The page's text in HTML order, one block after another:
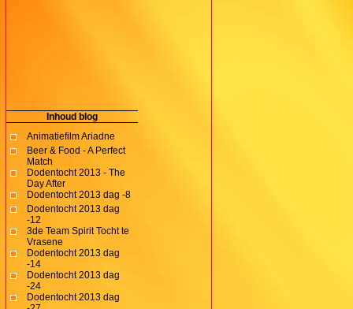
Inhoud blog
Animatiefilm Ariadne
Beer & Food - A Perfect
Match
Dodentocht 2013 - The
Day After
Dodentocht 2013 dag -8
Dodentocht 2013 dag
-12
3de Team Spirit Tocht te
Vrasene
Dodentocht 2013 dag
-14
Dodentocht 2013 dag
-24
Dodentocht 2013 dag